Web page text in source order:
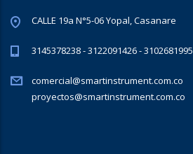
CALLE 19a N°5-06 Yopal, Casanare
3145378238 - 3122091426 - 3102681995
comercial@smartinstrument.com.co
proyectos@smartinstrument.com.co